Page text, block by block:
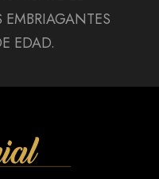
EMBRIAGANTES
EDAD.